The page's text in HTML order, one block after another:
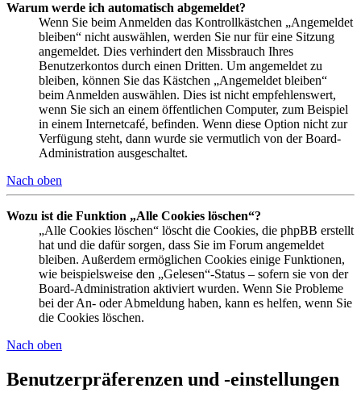
Warum werde ich automatisch abgemeldet?
Wenn Sie beim Anmelden das Kontrollkästchen „Angemeldet
bleiben“ nicht auswählen, werden Sie nur für eine Sitzung
angemeldet. Dies verhindert den Missbrauch Ihres
Benutzerkontos durch einen Dritten. Um angemeldet zu
bleiben, können Sie das Kästchen „Angemeldet bleiben“
beim Anmelden auswählen. Dies ist nicht empfehlenswert,
wenn Sie sich an einem öffentlichen Computer, zum Beispiel
in einem Internetcafé, befinden. Wenn diese Option nicht zur
Verfügung steht, dann wurde sie vermutlich von der Board-
Administration ausgeschaltet.
Nach oben
Wozu ist die Funktion „Alle Cookies löschen“?
„Alle Cookies löschen“ löscht die Cookies, die phpBB erstellt
hat und die dafür sorgen, dass Sie im Forum angemeldet
bleiben. Außerdem ermöglichen Cookies einige Funktionen,
wie beispielsweise den „Gelesen“-Status – sofern sie von der
Board-Administration aktiviert wurden. Wenn Sie Probleme
bei der An- oder Abmeldung haben, kann es helfen, wenn Sie
die Cookies löschen.
Nach oben
Benutzerpräferenzen und -einstellungen